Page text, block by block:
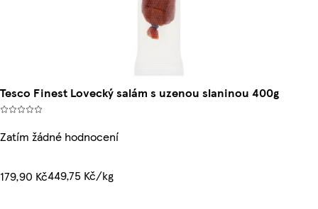
Tesco Finest Lovecký salám s uzenou slaninou 400g
Zatím žádné hodnocení
179,90 Kč449,75 Kč/kg